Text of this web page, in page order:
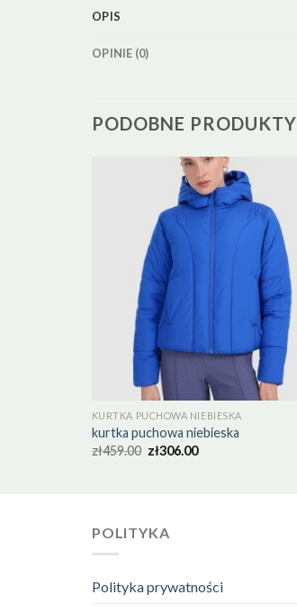
OPIS
OPINIE (0)
PODOBNE PRODUKTY
KURTKA PUCHOWA NIEBIESKA
kurtka puchowa niebieska
zł459.00 zł306.00
POLITYKA
Polityka prywatności